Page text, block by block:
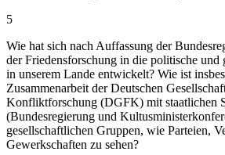
5
Wie hat sich nach Auffassung der
der Friedensforschung in die politische und
in unserem Lande entwickelt? Wie ist
Zusammenarbeit der Deutschen
Konfliktforschung (DGFK) mit staatlichen
(Bundesregierung und
gesellschaftlichen Gruppen, wie Parteien,
Gewerkschaften zu sehen?